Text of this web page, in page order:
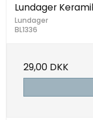
Lundager
Lundager
BL1336
29,00 DKK